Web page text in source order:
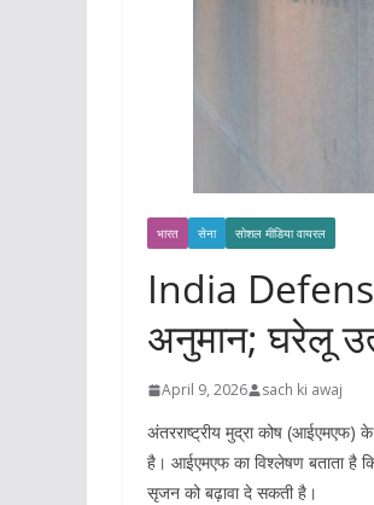
भारत सेना सोशल मीडिया वायरल
India
अनुमान; घरेलू
April 9, 2026 sach ki awaj
अंतरराष्ट्रीय मुद्रा कोष (आईएमएफ) के
है। आईएमएफ का विश्लेषण बताता है
सृजन को बढ़ावा दे सकती है।